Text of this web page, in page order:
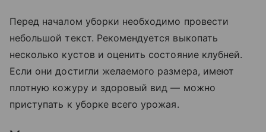
Перед началом уборки необходимо провести
небольшой текст. Рекомендуется выкопать
несколько кустов и оценить состояние клубней.
Если они достигли желаемого размера, имеют
плотную кожуру и здоровый вид — можно
приступать к уборке всего урожая.